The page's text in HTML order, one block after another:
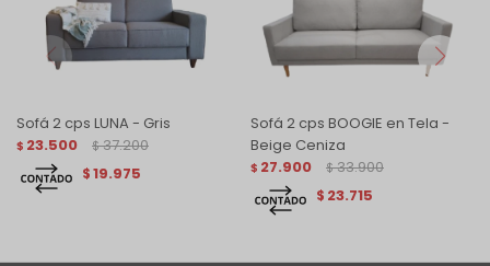
Sofá 2 cps LUNA - Gris
$ 23.500 $ 37.200
$19.975
Sofá 2 cps BOOGIE en Tela -
Beige Ceniza
$ 27.900 $ 33.900
$ 23.715